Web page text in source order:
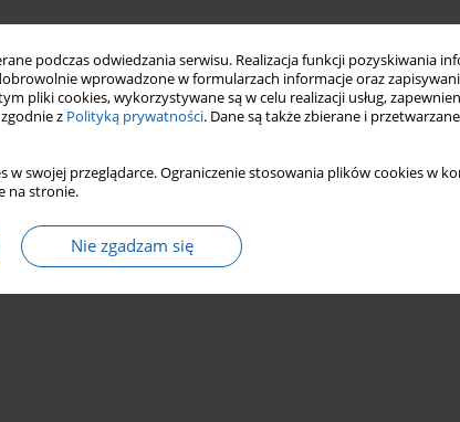
podczas odwiedzania serwisu. Realizacja funkcji pozyskiwania
wprowadzone w formularzach informacje oraz
pliki cookies, wykorzystywane są w celu realizacji usług,
z Polityką prywatności. Dane są także zbierane i
w swojej przeglądarce. Ograniczenie stosowania plików cookies w
na stronie.
Nie zgadzam się